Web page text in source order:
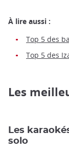
À lire aussi :
Top 5 des
Top 5 des
Les
Les
solo